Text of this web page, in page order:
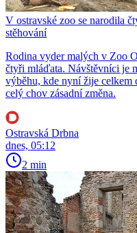
V ostravské zoo se narodila
stěhování
Rodina vyder malých v Zoo
čtyři mláďata. Návštěvníci je
výběhu, kde nyní žije celkem
celý chov zásadní změna.
Ostravská Drbna
dnes, 05:12
2 min